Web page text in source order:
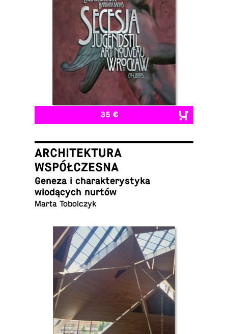
35 €
ARCHITEKTURA
WSPÓŁCZESNA
Geneza i charak­terystyka
wiodących nurtów
Marta Tobolczyk